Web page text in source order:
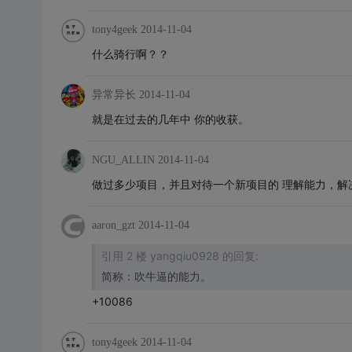
tony4geek 2014-11-04
什么骑行啊？？
异常异长 2014-11-04
就是在过去的几年中 你的收获。
NGU_ALLIN 2014-11-04
做过多少项目，并且对待一个新项目的 理解能力，解
aaron_gzt 2014-11-04
引用 2 楼 yangqiu0928 的回复:
简称：吹牛逼的能力。
+10086
tony4geek 2014-11-04